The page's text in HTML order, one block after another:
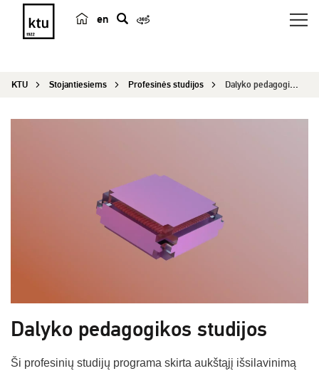
en
e
KTU Stojantiesiems Profesinės studijos Dalyko pedagogikos studijos
Dalyko pedagogikos studijos
Ši profesinių studijų programa skirta aukštąjį išsilavinimą